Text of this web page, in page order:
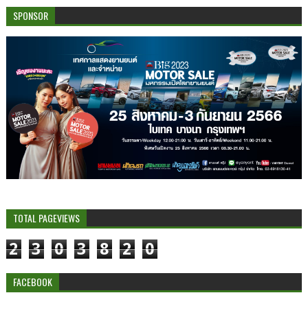
SPONSOR
TOTAL PAGEVIEWS
2 3 0 3 8 2 0
FACEBOOK